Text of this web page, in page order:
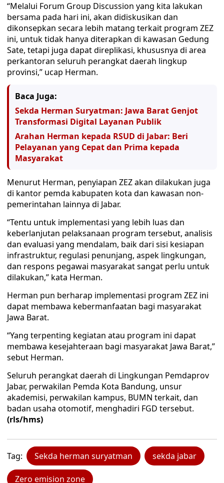
“Melalui Forum Group Discussion yang kita lakukan
bersama pada hari ini, akan didiskusikan dan
dikonsepkan secara lebih matang terkait program ZEZ
ini, untuk tidak hanya diterapkan di kawasan Gedung
Sate, tetapi juga dapat direplikasi, khususnya di area
perkantoran seluruh perangkat daerah lingkup
provinsi,” ucap Herman.
Baca Juga:
Sekda Herman Suryatman: Jawa Barat Genjot
Transformasi Digital Layanan Publik
Arahan Herman kepada RSUD di Jabar: Beri
Pelayanan yang Cepat dan Prima kepada
Masyarakat
Menurut Herman, penyiapan ZEZ akan dilakukan juga
di kantor pemda kabupaten kota dan kawasan non-
pemerintahan lainnya di Jabar.
“Tentu untuk implementasi yang lebih luas dan
keberlanjutan pelaksanaan program tersebut, analisis
dan evaluasi yang mendalam, baik dari sisi kesiapan
infrastruktur, regulasi penunjang, aspek lingkungan,
dan respons pegawai masyarakat sangat perlu untuk
dilakukan,” kata Herman.
Herman pun berharap implementasi program ZEZ ini
dapat membawa kebermanfaatan bagi masyarakat
Jawa Barat.
“Yang terpenting kegiatan atau program ini dapat
membawa kesejahteraan bagi masyarakat Jawa Barat,”
sebut Herman.
Seluruh perangkat daerah di Lingkungan Pemdaprov
Jabar, perwakilan Pemda Kota Bandung, unsur
akademisi, perwakilan kampus, BUMN terkait, dan
badan usaha otomotif, menghadiri FGD tersebut.
(rls/hms)
Tag: Sekda herman suryatman sekda jabar
Zero emision zone